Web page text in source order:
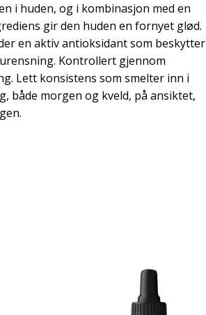
i huden, og i kombinasjon med en
gir den huden en fornyet glød.
en aktiv antioksidant som beskytter
Kontrollert gjennom
Lett konsistens som smelter inn i
både morgen og kveld, på ansiktet,